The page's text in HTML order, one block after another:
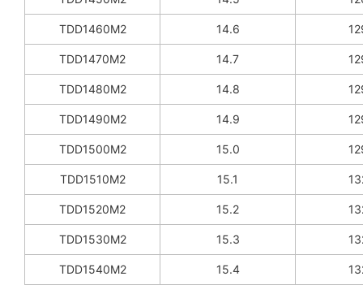
TDD1460M2 14.6
TDD1470M2 14.7
TDD1480M2 14.8
TDD1490M2 14.9
TDD1500M2 15.0
TDD1510M2 15.1
TDD1520M2 15.2
TDD1530M2 15.3
TDD1540M2 15.4